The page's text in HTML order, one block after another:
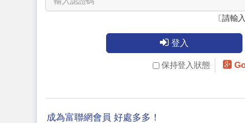
〔請輸
登入
保持登入狀態
成為富聯網會員 好處多多！